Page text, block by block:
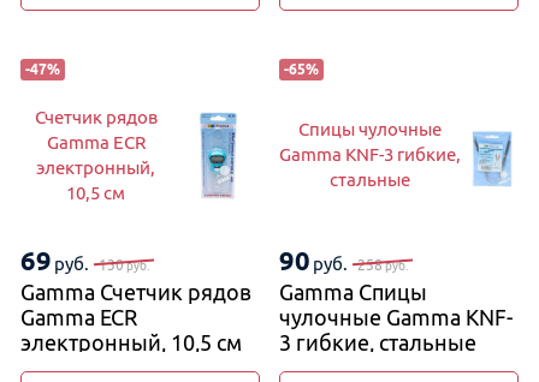
-47%
Счетчик рядов
Gamma ECR
электронный,
10,5 см
69 руб. 130руб.
Gamma Счетчик рядов
Gamma ECR
электронный, 10,5 см
-65%
Спицы чулочные
Gamma KNF-3 гибкие,
стальные
90 руб. 258руб.
Gamma Спицы
чулочные Gamma KNF-
3 гибкие, стальные